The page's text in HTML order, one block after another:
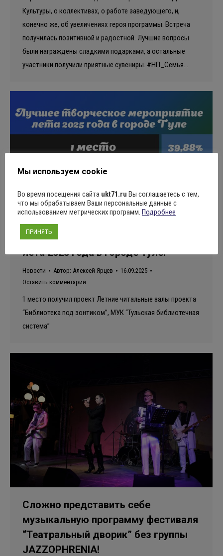
Культуры, о коллективах, о работе заведующего, и,
конечно же, об увеличениях героя программы. Встреча
получилась позитивной и радостной. Лучшие вопросы
были награждены сладкими подарками, а остальные
участники получили приятные сувениры. #НП_Семья…
Завершилось голосование за
Лучшее творческое мероприятие
лета 2025 года в городе Туле.
Новости Автор: Алексей Ярцев
16.09.2025
Оставить комментарий
1 место получил проект Летние читальные залы проекта
“Библиотека под зонтиком”, МУК “Тульская библиотечная
система”
Сложно представить себе
музыкальную программу фестиваля
“Театральный дворик” без группы
JAZZOPHRENIA!
Мы используем cookie
Во время посещения сайта ukt71.ru Вы соглашаетесь с тем,
что мы обрабатываем Ваши персональные данные с
использованием метрических программ. Подробнее
ПРИНЯТЬ